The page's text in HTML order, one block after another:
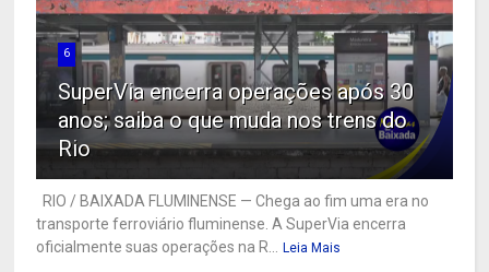
6
SuperVia encerra operações após 30
anos; saiba o que muda nos trens do
Rio
RIO / BAIXADA FLUMINENSE — Chega ao fim uma era no
transporte ferroviário fluminense. A SuperVia encerra
oficialmente suas operações na R...
Leia Mais